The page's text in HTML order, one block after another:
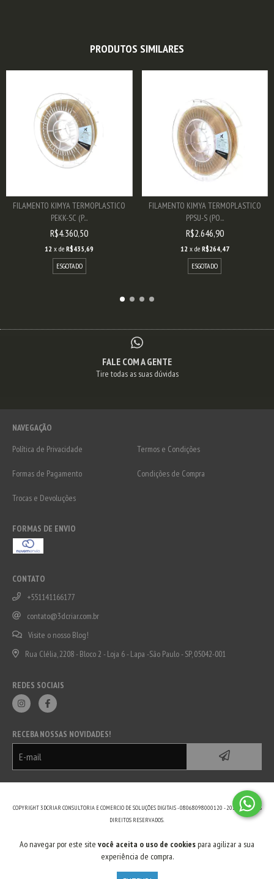
Ao navegar por este site você aceita o uso de cookiespara agilizar a sua
experiência de compra.
PRODUTOS SIMILARES
FILAMENTO KIMYA TERMOPLASTICO
PEKK-SC (P...
R$4.360,50
12 x deR$435,69
ESGOTADO
FILAMENTO KIMYA TERMOPLASTICO
PPSU-S (PO...
R$2.646,90
12 x de R$264,47
ESGOTADO
FALE COM A GENTE
Tire todas as suas dúvidas
NAVEGAÇÃO
Política de Privacidade
Termos e Condições
Formas de Pagamento Condições de Compra
Trocas e Devoluções
FORMAS DE ENVIO
CONTATO
+551141166177
contato@3dcriar.com.br
Visite o nosso Blog!
Rua Clélia, 2208 - Bloco 2 - Loja 6 - Lapa -São Paulo - SP, 05042-001
REDES SOCIAIS
RECEBA NOSSAS NOVIDADES!
COPYRIGHT 3DCRIAR CONSULTORIA E COMERCIO DE SOLUÇÕES DIGITAIS - 08068098000120 - 2026. TODOS OS
DIREITOS RESERVADOS.